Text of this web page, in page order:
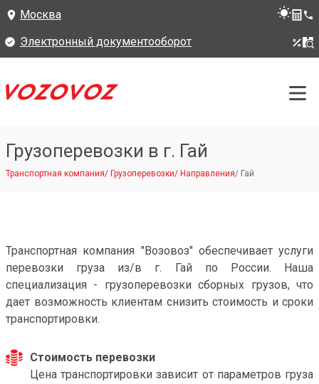
Москва
Электронный документооборот
Грузоперевозки в г. Гай
Транспортная компания/ Грузоперевозки/ Направления/ Гай
Транспортная компания "Возовоз" обеспечивает услуги
перевозки груза из/в г. Гай по России. Наша
специализация - грузоперевозки сборных грузов, что
дает возможность клиентам снизить стоимость и сроки
транспортировки.
Стоимость перевозки
Цена транспортировки зависит от параметров груза